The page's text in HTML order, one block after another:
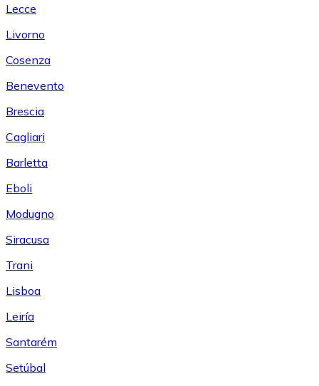
Lecce
Livorno
Cosenza
Benevento
Brescia
Cagliari
Barletta
Eboli
Modugno
Siracusa
Trani
Lisboa
Leiría
Santarém
Setúbal